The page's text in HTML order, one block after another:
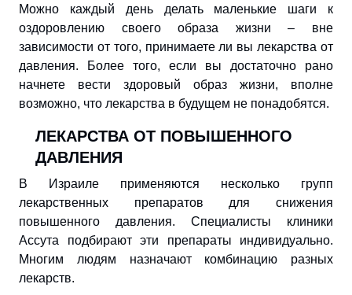
Можно каждый день делать маленькие шаги к
оздоровлению своего образа жизни – вне
зависимости от того, принимаете ли вы лекарства от
давления. Более того, если вы достаточно рано
начнете вести здоровый образ жизни, вполне
возможно, что лекарства в будущем не понадобятся.
ЛЕКАРСТВА ОТ ПОВЫШЕННОГО
ДАВЛЕНИЯ
В Израиле применяются несколько групп
лекарственных препаратов для снижения
повышенного давления. Специалисты клиники
Ассута подбирают эти препараты индивидуально.
Многим людям назначают комбинацию разных
лекарств.